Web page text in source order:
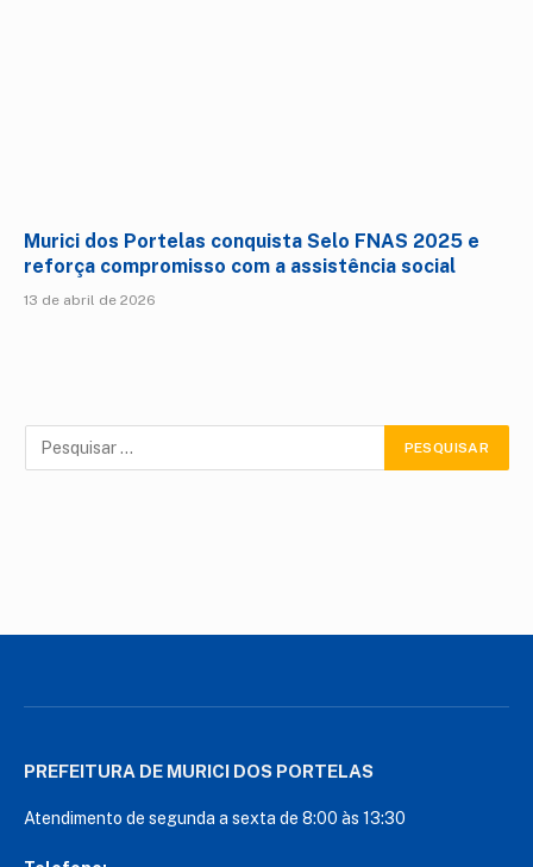
Murici dos Portelas conquista Selo FNAS 2025 e
reforça compromisso com a assistência social
13 de abril de 2026
PREFEITURA DE MURICI DOS PORTELAS
Atendimento de segunda a sexta de 8:00 às 13:30